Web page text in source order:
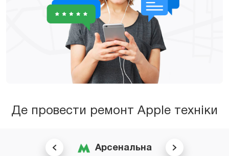
Де провести ремонт Apple техніки
Арсенальна